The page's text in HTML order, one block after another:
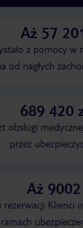
Aż 57
z pomocy w
od nagłych
689 420
obsługi
przez
Aż 9002
Klienci